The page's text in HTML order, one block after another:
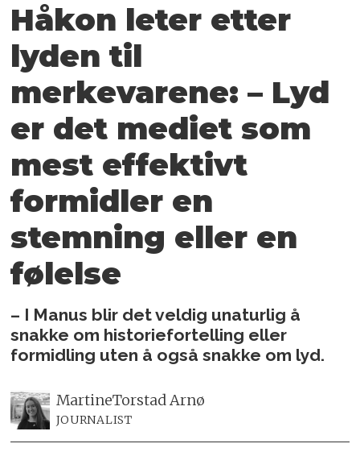
Håkon leter etter
lyden til
merkevarene: – Lyd
er det mediet som
mest effektivt
formidler en
stemning eller en
følelse
– I Manus blir det veldig unaturlig å
snakke om historiefortelling eller
formidling uten å også snakke om lyd.
MartineTorstad Arnø
JOURNALIST